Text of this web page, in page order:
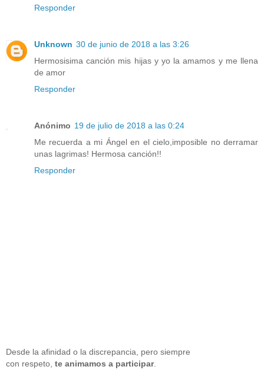
Responder
Unknown 30 de junio de 2018 a las 3:26
Hermosisima canción mis hijas y yo la amamos y me llena
de amor
Responder
Anónimo 19 de julio de 2018 a las 0:24
Me recuerda a mi Ángel en el cielo,imposible no derramar
unas lagrimas! Hermosa canción!!
Responder
Desde la afinidad o la discrepancia, pero siempre
con respeto, te animamos a participar.